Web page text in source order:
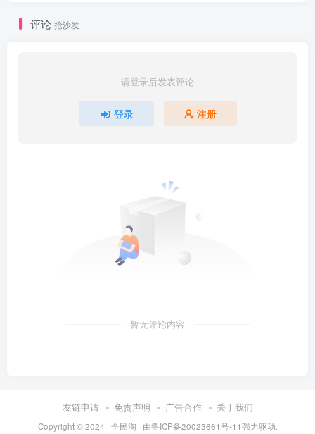
评论 抢沙发
请登录后发表评论
登录 注册
暂无评论内容
友链申请 免责声明 广告合作 关于我们
Copyright © 2024 · 全民淘 · 由鲁ICP备20023661号-11强力驱动.